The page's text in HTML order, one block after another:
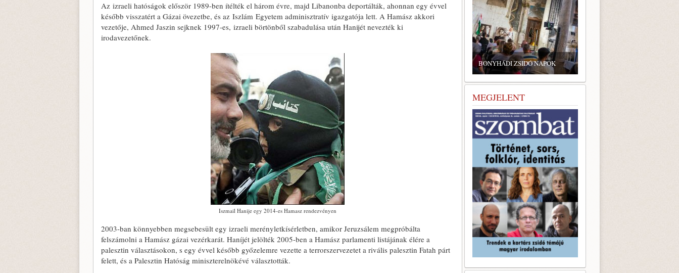
Az izraeli hatóságok először 1989-ben ítélték el három évre, majd Libanonba deportálták, ahonnan egy évvel
később visszatért a Gázai övezetbe, és az Iszlám Egyetem adminisztratív igazgatója lett. A Hamász akkori
vezetője, Ahmed Jaszin sejknek 1997-es, izraeli börtönből szabadulása után Hanijét nevezték ki
irodavezetőnek.
Iszmail Hanije egy 2014-es Hamasz rendezvényen
2003-ban könnyebben megsebesült egy izraeli merényletkísérletben, amikor Jeruzsálem megpróbálta
felszámolni a Hamász gázai vezérkarát. Haníjét jelölték 2005-ben a Hamász parlamenti listájának élére a
palesztin választásokon, s egy évvel később győzelemre vezette a terrorszervezetet a rivális palesztin Fatah párt
felett, és a Palesztin Hatóság miniszterelnökévé választották.
ZSIDÓ GASZTRONÓMIAI
TALÁLKOZÓ A BONYHÁDI
ZSINAGÓGÁBAN
MEGJELENT